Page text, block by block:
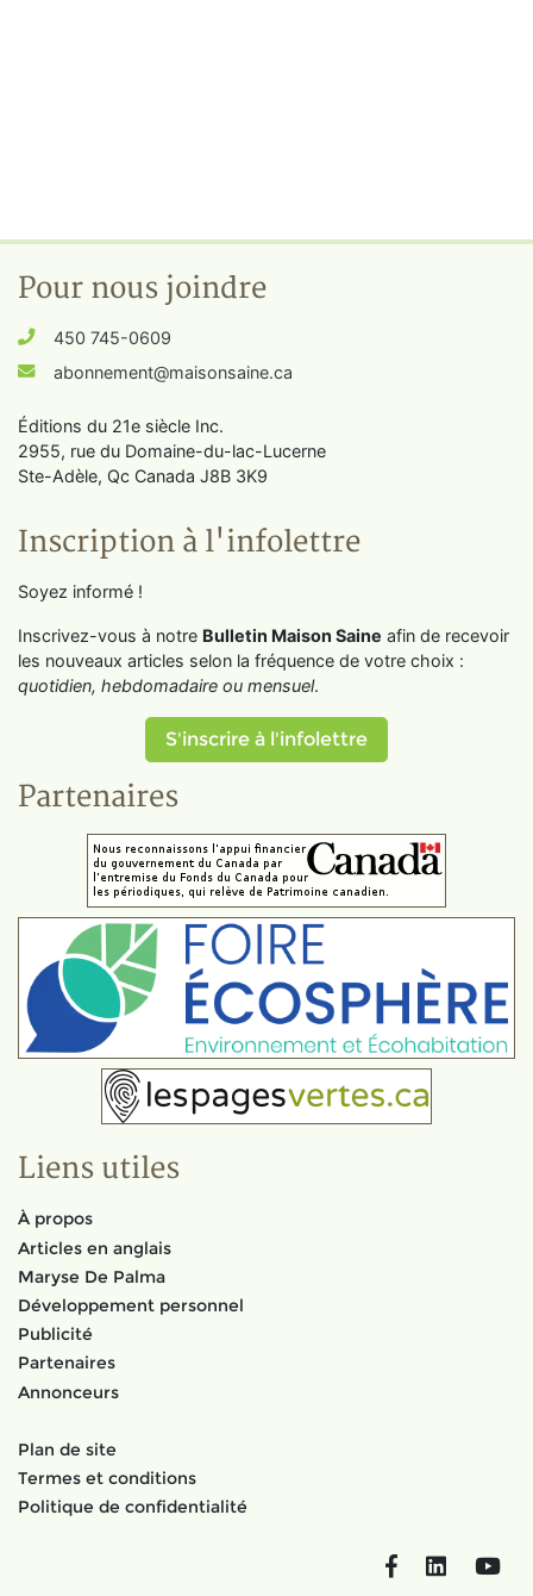
Pour nous joindre
450 745-0609
abonnement@maisonsaine.ca
Éditions du 21e siècle Inc.
2955, rue du Domaine-du-lac-Lucerne
Ste-Adèle, Qc Canada J8B 3K9
Inscription à l'infolettre
Soyez informé !
Inscrivez-vous à notre Bulletin Maison Saine afin de recevoir
les nouveaux articles selon la fréquence de votre choix :
quotidien, hebdomadaire ou mensuel.
S'inscrire à l'infolettre
Partenaires
Liens utiles
À propos
Articles en anglais
Maryse De Palma
Développement personnel
Publicité
Partenaires
Annonceurs
Plan de site
Termes et conditions
Politique de confidentialité
FacebookLinkedIn